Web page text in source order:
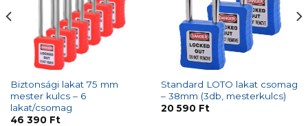
Biztonsági lakat 75 mm
mester kulcs – 6
lakat/csomag
46 390 Ft
Standard LOTO lakat csomag
– 38mm (3db, mesterkulcs)
20 590 Ft